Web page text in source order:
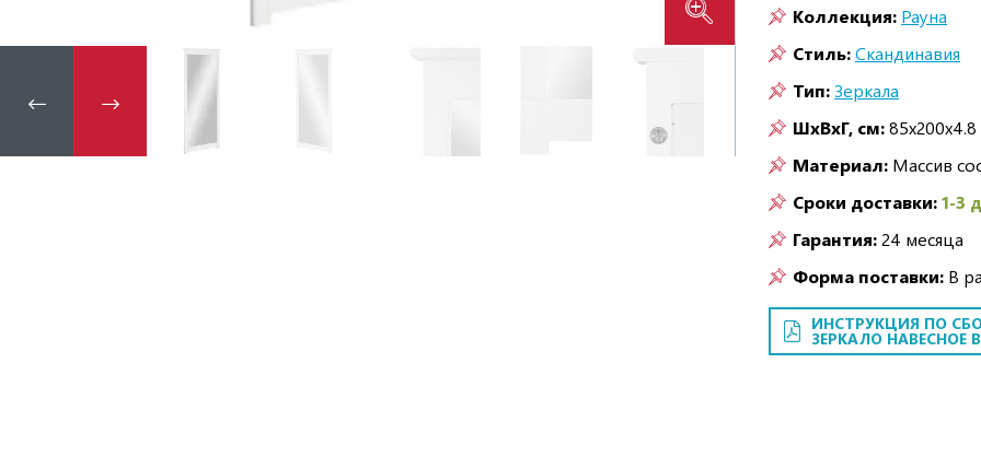
Коллекция: Рауна
Стиль:Скандинавия
Тип:Зеркала
ШxВxГ, см:85x200x4.8
Материал: Массив
Сроки доставки:1-3
Гарантия:24 месяца
Форма поставки: В
ИНСТРУКЦИЯ ПО
ЗЕРКАЛО НАВЕСНОЕ